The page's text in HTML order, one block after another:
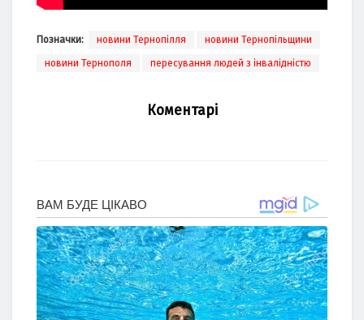
Позначки: новини Тернопілля новини Тернопільщини
новини Тернополя пересування людей з інвалідністю
Коментарі